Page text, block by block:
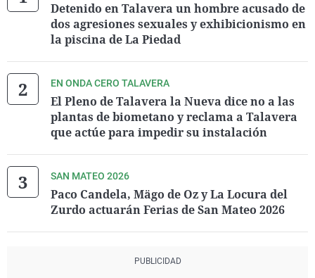
Detenido en Talavera un hombre acusado de
dos agresiones sexuales y exhibicionismo en
la piscina de La Piedad
EN ONDA CERO TALAVERA
El Pleno de Talavera la Nueva dice no a las
plantas de biometano y reclama a Talavera
que actúe para impedir su instalación
SAN MATEO 2026
Paco Candela, Mägo de Oz y La Locura del
Zurdo actuarán Ferias de San Mateo 2026